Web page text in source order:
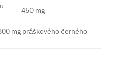
450 mg
mg práškového černého